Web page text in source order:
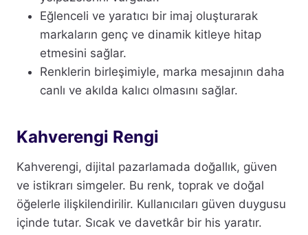
Eğlenceli ve yaratıcı bir imaj oluşturarak
markaların genç ve dinamik kitleye hitap
etmesini sağlar.
Renklerin birleşimiyle, marka mesajının daha
canlı ve akılda kalıcı olmasını sağlar.
Kahverengi Rengi
Kahverengi, dijital pazarlamada doğallık, güven
ve istikrarı simgeler. Bu renk, toprak ve doğal
öğelerle ilişkilendirilir. Kullanıcıları güven duygusu
içinde tutar. Sıcak ve davetkâr bir his yaratır.